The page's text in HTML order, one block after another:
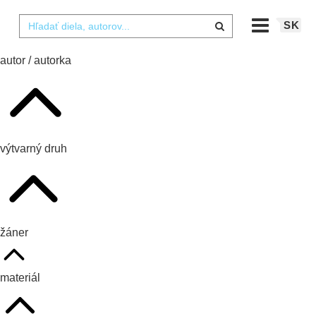
SK
autor / autorka
výtvarný druh
žáner
materiál